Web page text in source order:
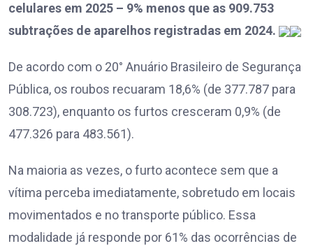
celulares em 2025 – 9% menos que as 909.753
subtrações de aparelhos registradas em 2024.
De acordo com o 20° Anuário Brasileiro de Segurança
Pública, os roubos recuaram 18,6% (de 377.787 para
308.723), enquanto os furtos cresceram 0,9% (de
477.326 para 483.561).
Na maioria as vezes, o furto acontece sem que a
vítima perceba imediatamente, sobretudo em locais
movimentados e no transporte público. Essa
modalidade já responde por 61% das ocorrências de